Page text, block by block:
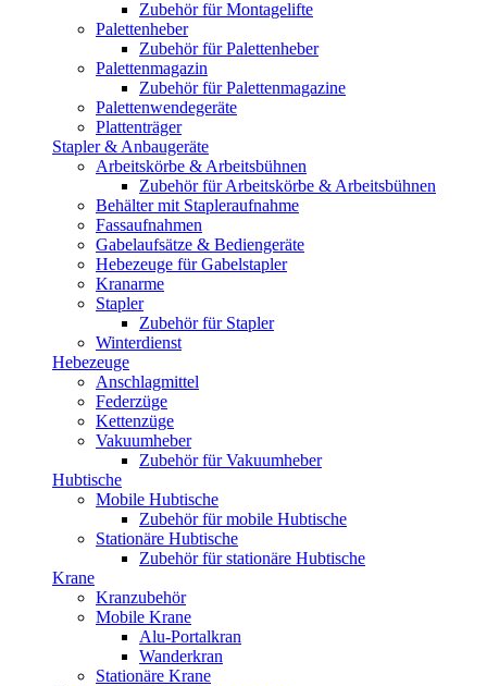
Zubehör für Montagelifte
Palettenheber
Zubehör für Palettenheber
Palettenmagazin
Zubehör für Palettenmagazine
Palettenwendegeräte
Plattenträger
Stapler & Anbaugeräte
Arbeitskörbe & Arbeitsbühnen
Zubehör für Arbeitskörbe & Arbeitsbühnen
Behälter mit Stapleraufnahme
Fassaufnahmen
Gabelaufsätze & Bediengeräte
Hebezeuge für Gabelstapler
Kranarme
Stapler
Zubehör für Stapler
Winterdienst
Hebezeuge
Anschlagmittel
Federzüge
Kettenzüge
Vakuumheber
Zubehör für Vakuumheber
Hubtische
Mobile Hubtische
Zubehör für mobile Hubtische
Stationäre Hubtische
Zubehör für stationäre Hubtische
Krane
Kranzubehör
Mobile Krane
Alu-Portalkran
Wanderkran
Stationäre Krane